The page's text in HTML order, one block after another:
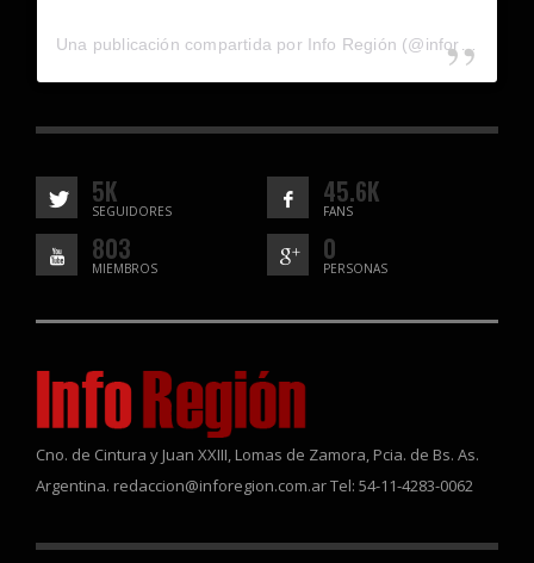
5K
SEGUIDORES
45.6K
FANS
803
MIEMBROS
0
PERSONAS
Cno. de Cintura y Juan XXIII, Lomas de Zamora, Pcia. de Bs. As.
Argentina. redaccion@inforegion.com.ar Tel: 54-11-4283-0062